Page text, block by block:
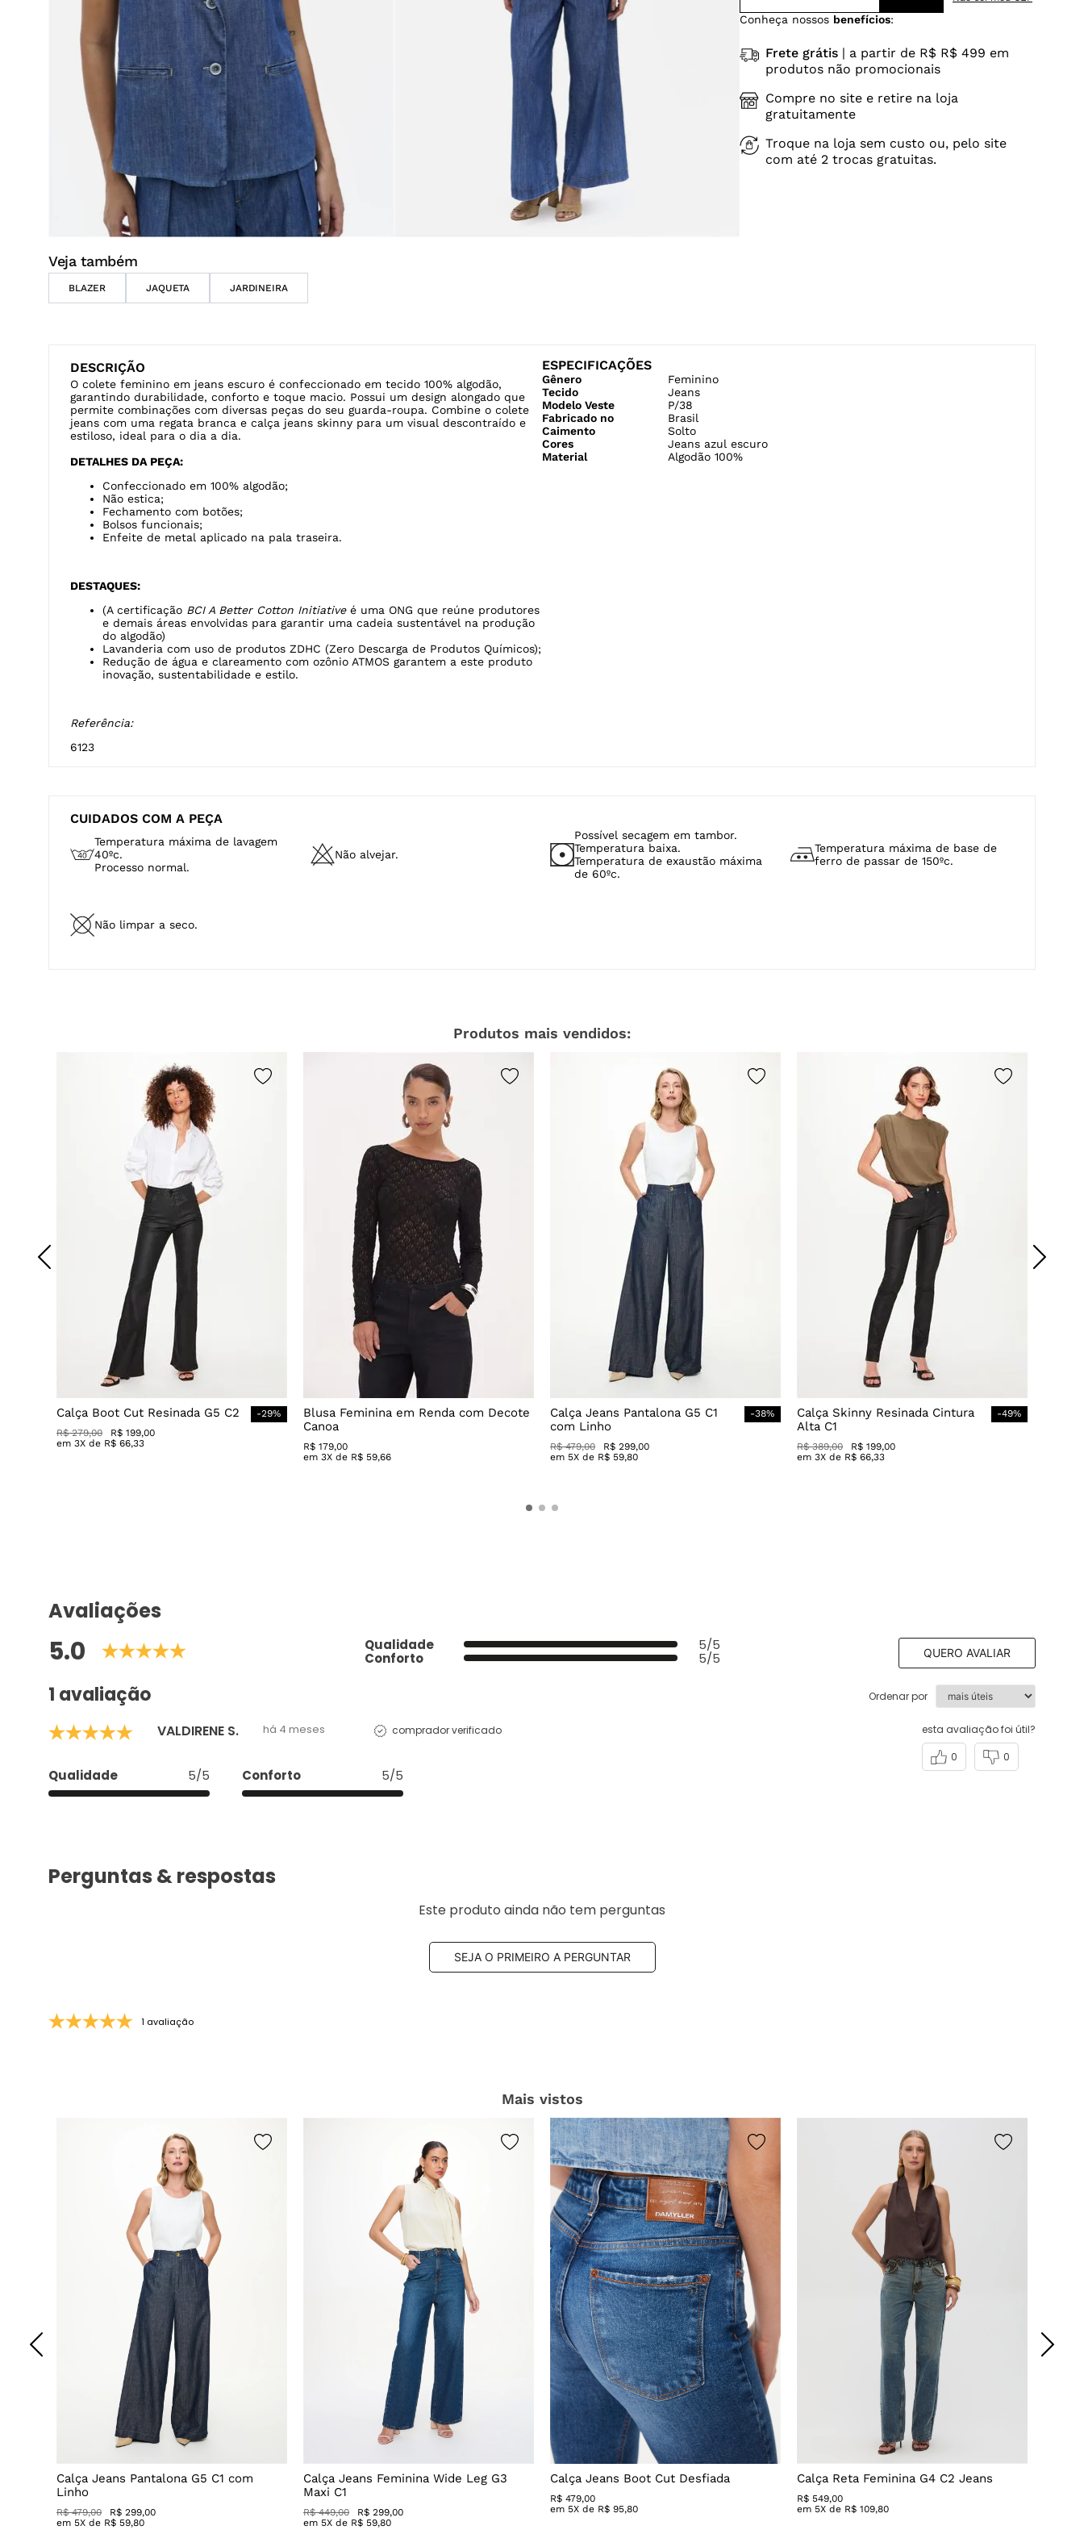
Conheça nossos benefícios:
Frete grátis| a partir de R$ R$ 499 em
produtos não promocionais
Compre no site e retire na loja
gratuitamente
Troque na loja sem custo ou, pelo site
com até 2 trocas gratuitas.
Veja também
BLAZER JAQUETA JARDINEIRA
DESCRIÇÃO
O colete feminino em jeans escuro é confeccionado em tecido 100% algodão,
garantindo durabilidade, conforto e toque macio. Possui um design alongado que
permite combinações com diversas peças do seu guarda-roupa. Combine o colete
jeans com uma regata branca e calça jeans skinny para um visual descontraído e
estiloso, ideal para o dia a dia.
DETALHES DA PEÇA:
Confeccionado em 100% algodão;
Não estica;
Fechamento com botões;
Bolsos funcionais;
Enfeite de metal aplicado na pala traseira.
DESTAQUES:
(A certificação BCI A Better Cotton Initiativeé uma ONG que reúne produtores
e demais áreas envolvidas para garantir uma cadeia sustentável na produção
do algodão)
Lavanderia com uso de produtos ZDHC (Zero Descarga de Produtos Químicos);
Redução de água e clareamento com ozônio ATMOS garantem a este produto
inovação, sustentabilidade e estilo.
Referência:
6123
ESPECIFICAÇÕES
Gênero
Feminino
Tecido
Jeans
Modelo Veste
P/38
Fabricado no
Brasil
Caimento
Solto
Cores
Jeans azul escuro
Material
Algodão 100%
CUIDADOS COM A PEÇA
Temperatura máxima de lavagem
40ºc.
Processo normal.
Não alvejar.
Possível secagem em tambor.
Temperatura baixa.
Temperatura de exaustão máxima
de 60ºc.
Temperatura máxima de base de
ferro de passar de 150ºc.
Não limpar a seco.
Produtos mais vendidos:
Calça Boot Cut Resinada G5 C2 -29%
R$ 279,00 R$ 199,00
em3X de R$ 66,33
Blusa Feminina em Renda com Decote
Canoa
R$ 179,00
em3X de R$ 59,66
Calça Jeans Pantalona G5 C1
com Linho
-38%
R$ 479,00 R$ 299,00
em 5X de R$ 59,80
Calça Skinny Resinada Cintura
Alta C1
-49%
R$ 389,00 R$ 199,00
em3X de R$ 66,33
Avaliações
5.0 Qualidade
5/5
Conforto
5/5 QUERO AVALIAR
1 avaliação Ordenar por
VALDIRENE S. há 4 meses comprador verificado
Qualidade 5/5 Conforto 5/5
esta avaliação foi útil?
0
0
Perguntas & respostas
Este produto ainda não tem perguntas
SEJA O PRIMEIRO A PERGUNTAR
1 avaliação
Mais vistos
Calça Jeans Pantalona G5 C1 com
Linho
R$ 479,00
R$ 299,00
em 5X de R$ 59,80
Calça Jeans Feminina Wide Leg G3
Maxi C1
R$ 449,00
R$ 299,00
em 5X de R$ 59,80
Calça Jeans Boot Cut Desfiada
R$ 479,00
em 5X de R$ 95,80
Calça Reta Feminina G4 C2 Jeans
R$ 549,00
em 5X de R$ 109,80